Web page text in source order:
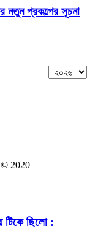
নতুন প্রকল্পের সূচনা
2020
টিকে ছিলো :